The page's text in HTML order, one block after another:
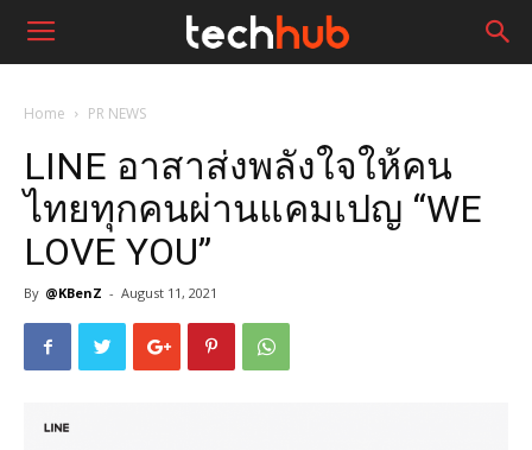
Home PR NEWS
LINE อาสาส่งพลังใจให้คน
ไทยทุกคนผ่านแคมเปญ “WE
LOVE YOU”
By @KBenZ - August 11, 2021